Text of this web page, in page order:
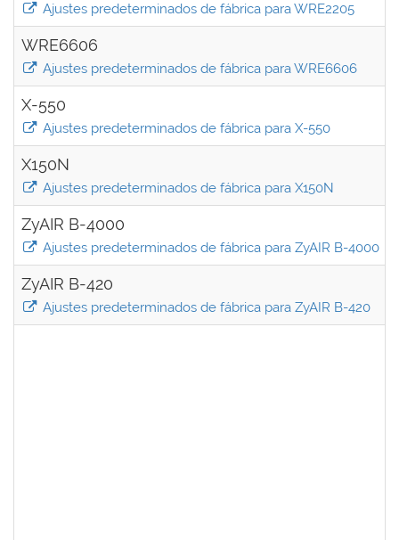
Ajustes predeterminados de fábrica para WRE2205
WRE6606
Ajustes predeterminados de fábrica para WRE6606
X-550
Ajustes predeterminados de fábrica para X-550
X150N
Ajustes predeterminados de fábrica para X150N
ZyAIR B-4000
Ajustes predeterminados de fábrica para ZyAIR B-4000
ZyAIR B-420
Ajustes predeterminados de fábrica para ZyAIR B-420